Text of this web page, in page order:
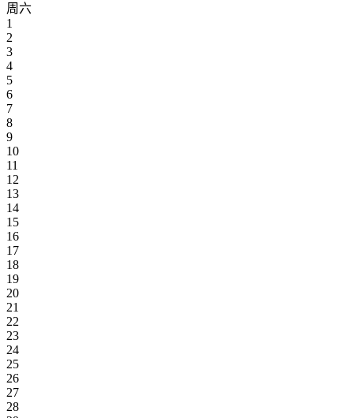
周六
1
2
3
4
5
6
7
8
9
10
11
12
13
14
15
16
17
18
19
20
21
22
23
24
25
26
27
28